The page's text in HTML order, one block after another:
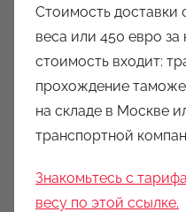
Стоимость доставки
веса или 450 евро за
стоимость входит:
прохождение
на складе в Москве
транспортной
Знакомьтесь с
весу по этой ссылке.